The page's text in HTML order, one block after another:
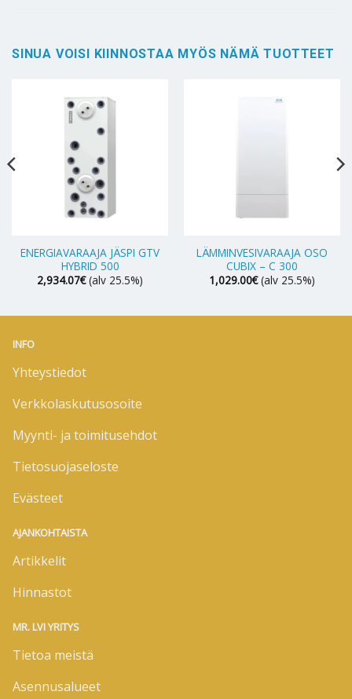
SINUA VOISI KIINNOSTAA MYÖS NÄMÄ TUOTTEET
ENERGIAVARAAJA JÄSPI GTV
HYBRID 500
2,934.07€ (alv 25.5%)
LÄMMINVESIVARAAJA OSO
CUBIX – C 300
1,029.00€ (alv 25.5%)
INFO
Yhteystiedot
Verkkolaskutusosoite
Myynti- ja toimitusehdot
Tietosuojaseloste
Evästeet
AJANKOHTAISTA
Artikkelit
Hinnastot
MR. LVI YRITYS
Tietoa meistä
Asennusalueet